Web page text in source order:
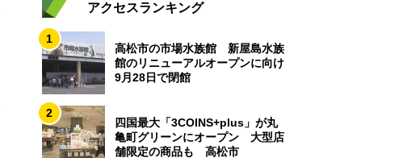
アクセスランキング
1
高松市の市場水族館 新屋島水族
館のリニューアルオープンに向け
9月28日で閉館
2
四国最大「3COINS+plus」が丸
亀町グリーンにオープン 大型店
舗限定の商品も 高松市